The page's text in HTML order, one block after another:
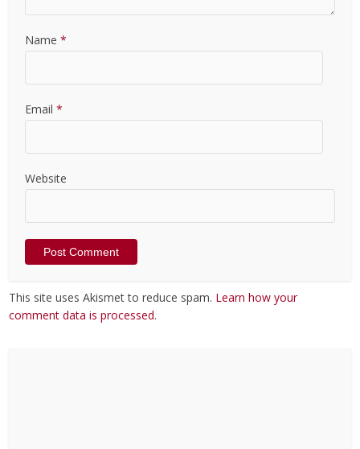
Name *
Email *
Website
This site uses Akismet to reduce spam. Learn how your
comment data is processed.